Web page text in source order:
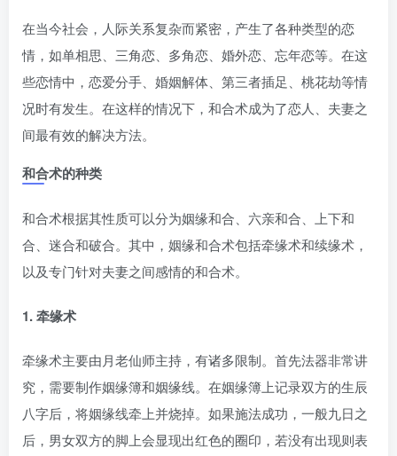
在当今社会，人际关系复杂而紧密，产生了各种类型的恋
情，如单相思、三角恋、多角恋、婚外恋、忘年恋等。在这
些恋情中，恋爱分手、婚姻解体、第三者插足、桃花劫等情
况时有发生。在这样的情况下，和合术成为了恋人、夫妻之
间最有效的解决方法。
和合术的种类
和合术根据其性质可以分为姻缘和合、六亲和合、上下和
合、迷合和破合。其中，姻缘和合术包括牵缘术和续缘术，
以及专门针对夫妻之间感情的和合术。
1. 牵缘术
牵缘术主要由月老仙师主持，有诸多限制。首先法器非常讲
究，需要制作姻缘簿和姻缘线。在姻缘簿上记录双方的生辰
八字后，将姻缘线牵上并烧掉。如果施法成功，一般九日之
后，男女双方的脚上会显现出红色的圈印，若没有出现则表